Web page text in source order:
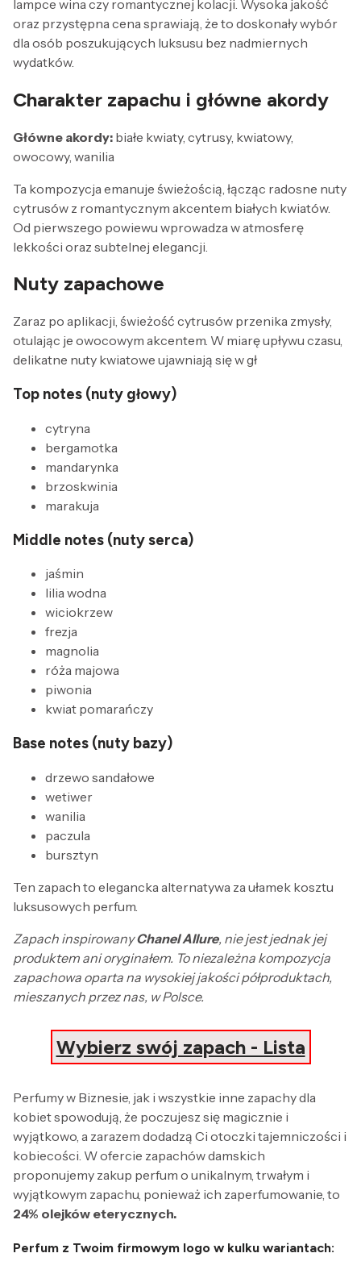
lampce wina czy romantycznej kolacji. Wysoka jakość
oraz przystępna cena sprawiają, że to doskonały wybór
dla osób poszukujących luksusu bez nadmiernych
wydatków.
Charakter zapachu i główne akordy
Główne akordy: białe kwiaty, cytrusy, kwiatowy,
owocowy, wanilia
Ta kompozycja emanuje świeżością, łącząc radosne nuty
cytrusów z romantycznym akcentem białych kwiatów.
Od pierwszego powiewu wprowadza w atmosferę
lekkości oraz subtelnej elegancji.
Nuty zapachowe
Zaraz po aplikacji, świeżość cytrusów przenika zmysły,
otulając je owocowym akcentem. W miarę upływu czasu,
delikatne nuty kwiatowe ujawniają się w gł
Top notes (nuty głowy)
cytryna
bergamotka
mandarynka
brzoskwinia
marakuja
Middle notes (nuty serca)
jaśmin
lilia wodna
wiciokrzew
frezja
magnolia
róża majowa
piwonia
kwiat pomarańczy
Base notes (nuty bazy)
drzewo sandałowe
wetiwer
wanilia
paczula
bursztyn
Ten zapach to elegancka alternatywa za ułamek kosztu
luksusowych perfum.
Zapach inspirowanyChanel Allure, nie jest jednak jej
produktem ani oryginałem. To niezależna kompozycja
zapachowa oparta na wysokiej jakości półproduktach,
mieszanych przez nas, w Polsce.
Wybierz swój zapach - Lista
Perfumy w Biznesie, jak i wszystkie inne zapachy dla
kobiet spowodują, że poczujesz się magicznie i
wyjątkowo, a zarazem dodadzą Ci otoczki tajemniczości i
kobiecości. W ofercie zapachów damskich
proponujemy zakup perfum o unikalnym, trwałym i
wyjątkowym zapachu, ponieważ ich zaperfumowanie, to
24% olejków eterycznych.
Perfum z Twoim firmowym logo w kulku wariantach: